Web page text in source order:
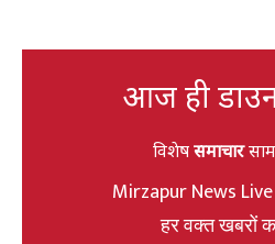
आज ही
विशेषसमाचार
Mirzapur News
हर वक्त खबरों